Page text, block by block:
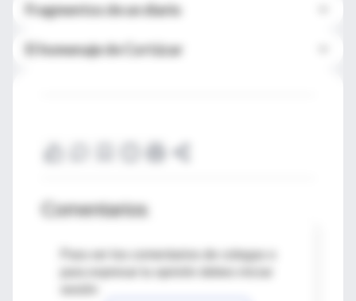
Fragmentos de un diario
El homenaje de Cortázar
Comentarios
Para ver los comentarios de colegas o